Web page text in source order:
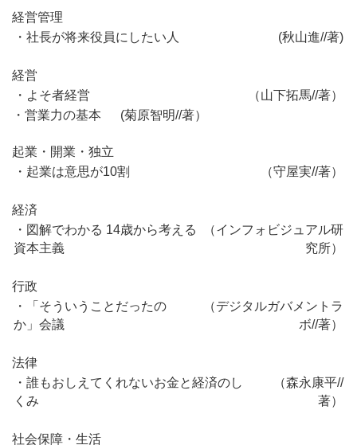
経営管理
・社長が将来役員にしたい人
(秋山進//著)
経営
・よそ者経営
（山下拓馬//著）
・営業力の基本 (菊原智明//著）
起業・開業・独立
・起業は意思が10割
（守屋実//著）
経済
・図解でわかる 14歳から考える
資本主義
（インフォビジュアル研
究所）
行政
・「そういうことだったの
か」会議
（デジタルガバメントラ
ボ//著）
法律
・誰もおしえてくれないお金と経済のし
くみ
（森永康平//
著）
社会保障・生活